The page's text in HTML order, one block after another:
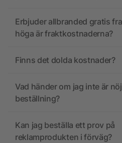
Erbjuder allbranded gratis
höga är fraktkostnaderna?
Finns det dolda kostnader?
Vad händer om jag inte är
beställning?
Kan jag beställa ett prov på
reklamprodukten i förväg?